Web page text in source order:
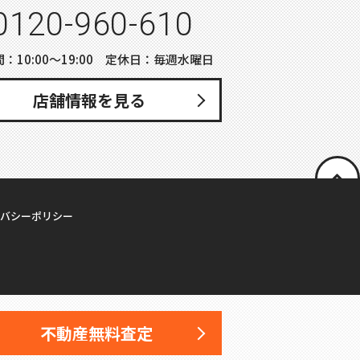
960-610
：10:00〜19:00 定休日：毎週水曜日
店舗情報を見る
シーポリシー
不動産無料査定